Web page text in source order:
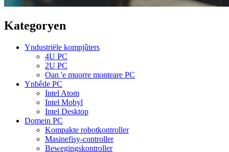
Kategoryen
Yndustriële kompjûters
4U PC
2U PC
Oan 'e muorre monteare PC
Ynbêde PC
Intel Atom
Intel Mobyl
Intel Desktop
Domein PC
Kompakte robotkontroller
Masinefisy-controller
Bewegingskontroller